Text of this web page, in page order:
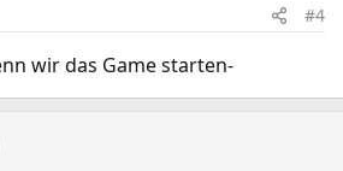
#4
wir das Game starten-